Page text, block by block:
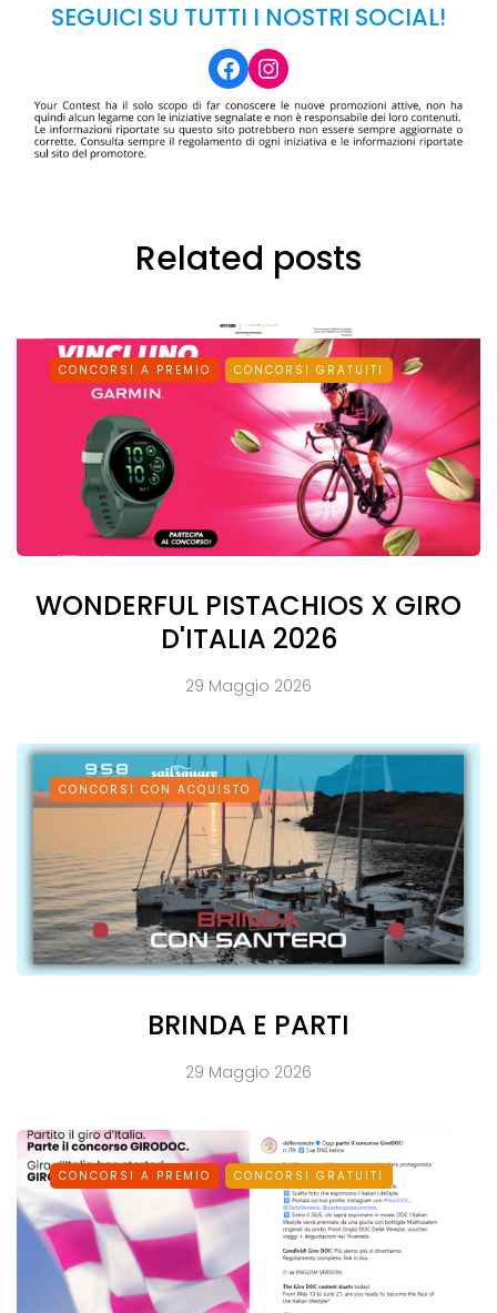
SEGUICI SU TUTTI I NOSTRI SOCIAL!
Facebook
Instagram
Related posts
CONCORSI A PREMIO CONCORSI GRATUITI
WONDERFUL PISTACHIOS X GIRO
D'ITALIA 2026
29 Maggio 2026
CONCORSI CON ACQUISTO
BRINDA E PARTI
29 Maggio 2026
CONCORSI A PREMIO CONCORSI GRATUITI